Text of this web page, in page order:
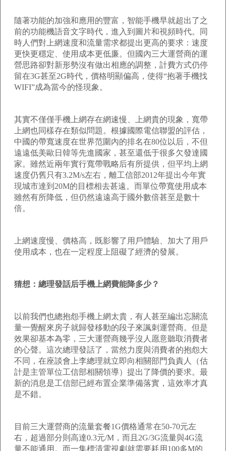
隨著功能的加強和應用的豐富，智能手機早就超出了之
前的功能機語音文字時代，進入到圖片和視頻時代。同
時人們對上網速度和流量需求都提出更高的要求：速度
更快更穩定、使用成本更低廉。但國內三大運營商的運
營思路卻對新形勢沒有做出相應的調整，計費方式仍停
留在3G甚至2G時代，價格明顯偏高，使得“抱著手機找
WIFI”成為當今的怪現象。
其實不僅僅手機上網存在網速慢、上網貴的現象，寬帶
上網也同樣存在類似問題。根據國際電信聯盟的評估，
中國的帶寬速度在世界范圍內的排名在80位以后，不但
遠遠低美歐日韓等先進國家，甚至還低于很多欠發達國
家。雖然近兩年實行寬帶戰略后有所提供，但平均上網
速度仍舊只有3.2M/s左右，離工信部2012年提出今年實
現城市達到20M的目標相去甚遠。而單位帶寬使用成本
雖然有所降低，但仍然遠遠高于國外數倍甚至是數十
倍。
上網速度慢、價格高，既影響了用戶體驗、加大了用戶
使用成本，也在一定程度上阻礙了經濟的發展。
猜想：總理發話后手機上網費能降多少？
以前我們也總抱怨手機上網太貴，有人甚至編出忘關流
量一覺醒來房子就歸發移動的段子來諷刺運營商。但是
效果卻基本為零，三大運營商幾乎沒人愿意聽取消費者
的心聲。這次總理發話了，當然力度與消費者的抱怨大
不同，在座談會上李總理就立即向相關部門負責人（估
計是主管單位工信部相關領導）提出了降價的要求。最
新的消息是工信部已經布置企業準備落實，這效率才真
是不錯。
目前三大運營商的流量套餐1G價格通常在50-70元左
右，超過部分則高達0.3元/M，而且2G/3G流量與4G流
量不能通用。而一集標清電視劇就需要耗用100多M的